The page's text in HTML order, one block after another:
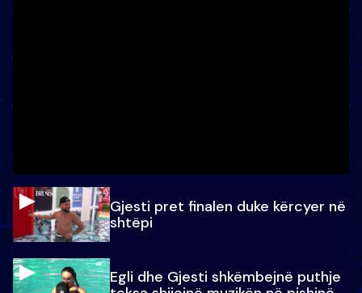
Gjesti pret finalen duke kërcyer në
shtëpi
Egli dhe Gjesti shkëmbejnë puthje